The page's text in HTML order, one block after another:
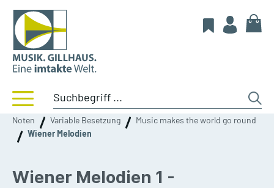
Noten Variable Besetzung
Music makes the world go round
Wiener Melodien
Wiener Melodien 1 -